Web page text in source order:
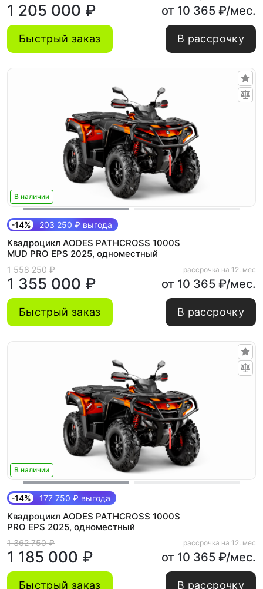
1 205 000 ₽ от 10 365 ₽/мес.
Быстрый заказ В рассрочку
В наличии
-14% 203 250 ₽ выгода
Квадроцикл AODES PATHCROSS 1000S
MUD PRO EPS 2025, одноместный
1 558 250 ₽
1 355 000 ₽
рассрочка на 12. мес
от 10 365 ₽/мес.
Быстрый заказ В рассрочку
В наличии
-14% 177 750 ₽ выгода
Квадроцикл AODES PATHCROSS 1000S
PRO EPS 2025, одноместный
1 362 750 ₽
1 185 000 ₽
рассрочка на 12. мес
от 10 365 ₽/мес.
Быстрый заказ В рассрочку